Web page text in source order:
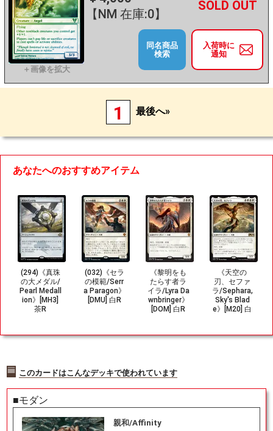
【NM 在庫:0】
－ +
入荷時に
通知
同名商品
検索
1 最後へ»
あなたへのおすすめアイテム
(294)《真珠
の大メダル/
Pearl Medall
ion》[MH3]
茶R
(032)《セラ
の模範/Serr
a Paragon》
[DMU] 白R
《黎明をも
たらす者ラ
イラ/Lyra Da
wnbringer》
[DOM] 白R
《天空の
刃、セファ
ラ/Sephara,
Sky's Blad
e》[M20] 白
このカードはこんなデッキで使われています
■モダン
親和/Affinity